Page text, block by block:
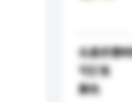
生產所需
可訂造
顏色